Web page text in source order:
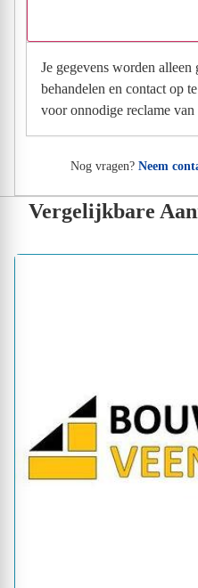
Je gegevens worden
behandelen en contact op
voor onnodige reclame van
Nog vragen? Neem
Vergelijkbare